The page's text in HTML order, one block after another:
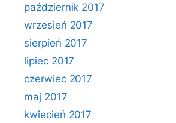
październik 2017
wrzesień 2017
sierpień 2017
lipiec 2017
czerwiec 2017
maj 2017
kwiecień 2017